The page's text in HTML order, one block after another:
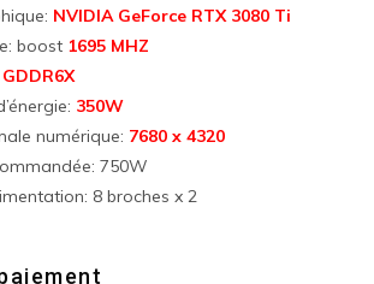
NVIDIA GeForce RTX 3080 Ti
boost 1695 MHZ
350W
numérique: 7680 x 4320
750W
8 broches x 2